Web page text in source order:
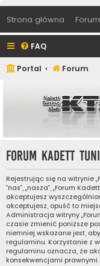
Strona główna Forum
FAQ
Portal Forum
Forum Kadett
Rejestrując się na witrynie
”nas”, „nasza”, „Forum
akceptujesz
akceptujesz, opuść to
Administracja witryny
czasie zmienić poniższe
niemniej wskazane jest,
regulaminu. Korzystanie z
regulaminu oznacza, że
konsekwencjami prawnymi.